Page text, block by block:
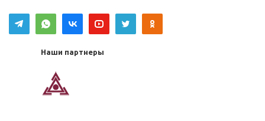
Наши партнеры